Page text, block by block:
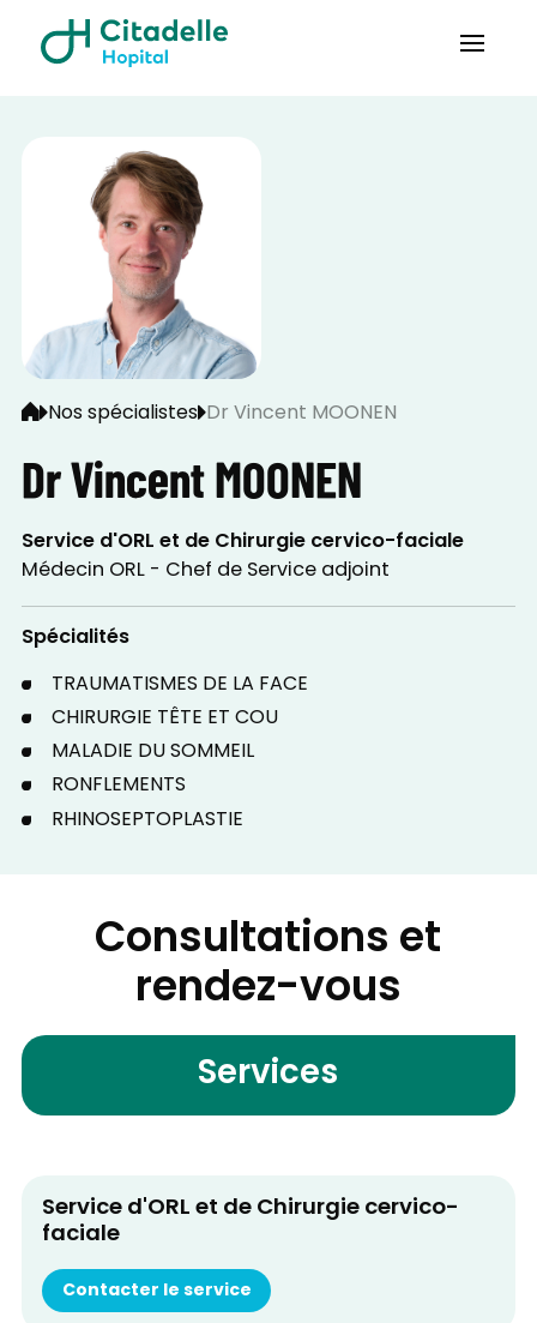
Nos spécialistes Dr Vincent MOONEN
Dr Vincent MOONEN
Service d'ORL et de Chirurgie cervico-faciale
Médecin ORL - Chef de Service adjoint
Spécialités
TRAUMATISMES DE LA FACE
CHIRURGIE TÊTE ET COU
MALADIE DU SOMMEIL
RONFLEMENTS
RHINOSEPTOPLASTIE
Consultations et
rendez-vous
Services
Service d'ORL et de Chirurgie cervico-
faciale
Contacter le service